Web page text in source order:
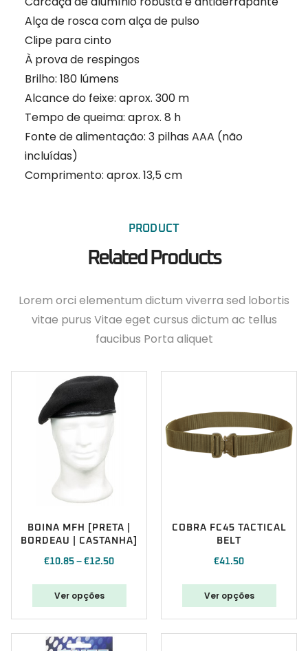
Alça de rosca com alça de pulso
Clipe para cinto
À prova de respingos
Brilho: 180 lúmens
Alcance do feixe: aprox. 300 m
Tempo de queima: aprox. 8 h
Fonte de alimentação: 3 pilhas AAA (não
incluídas)
Comprimento: aprox. 13,5 cm
PRODUCT
Related Products
Lorem orci elementum dictum viverra sed lobortis
vitae purus Vitae eget cursus dictum ac tellus
faucibus Porta aliquet
BOINA MFH [PRETA |
BORDEAU | CASTANHA]
€10.85 – €12.50
Ver opções
COBRA FC45 TACTICAL
BELT
€41.50
Ver opções